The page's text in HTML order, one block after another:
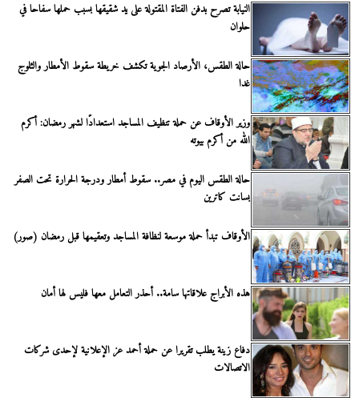
النيابة تصرح بدفن الفتاة المقتولة على يد شقيقها بسبب حملها سفاحا في
حلوان
حالة الطقس، الأرصاد الجوية تكشف خريطة سقوط الأمطار والثلوج
غدا
وزير الأوقاف عن حملة تنظيف المساجد استعدادًا لشهر رمضان: أكرم
الله من أكرم بيوته
حالة الطقس اليوم في مصر.. سقوط أمطار ودرجة الحرارة تحت الصفر
بسانت كاترين
الأوقاف تبدأ حملة موسعة لنظافة المساجد وتعقيمها قبل رمضان (صور)
هذه الأبراج علاقاتها سامة.. أحذر التعامل معها فليس لها أمان
دفاع زينة يطلب تقريرا عن حملة أحمد عز الإعلانية لإحدى شركات
الاتصالات